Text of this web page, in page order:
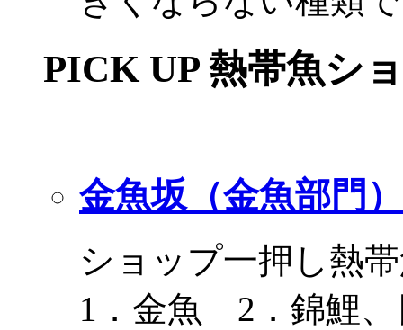
PICK UP 熱帯魚シ
金魚坂（金魚部門）
ショップ一押し熱
1．金魚 2．錦鯉、